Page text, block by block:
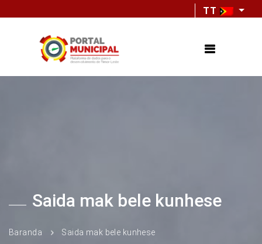
TT
Saida mak bele kunhese
Baranda Saida mak bele kunhese